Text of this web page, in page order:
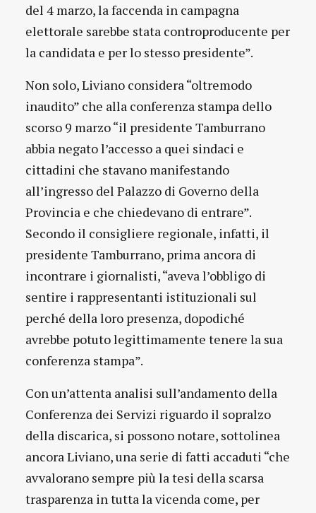
del 4 marzo, la faccenda in campagna
elettorale sarebbe stata controproducente per
la candidata e per lo stesso presidente”.
Non solo, Liviano considera “oltremodo
inaudito” che alla conferenza stampa dello
scorso 9 marzo “il presidente Tamburrano
abbia negato l’accesso a quei sindaci e
cittadini che stavano manifestando
all’ingresso del Palazzo di Governo della
Provincia e che chiedevano di entrare”.
Secondo il consigliere regionale, infatti, il
presidente Tamburrano, prima ancora di
incontrare i giornalisti, “aveva l’obbligo di
sentire i rappresentanti istituzionali sul
perché della loro presenza, dopodiché
avrebbe potuto legittimamente tenere la sua
conferenza stampa”.
Con un’attenta analisi sull’andamento della
Conferenza dei Servizi riguardo il sopralzo
della discarica, si possono notare, sottolinea
ancora Liviano, una serie di fatti accaduti “che
avvalorano sempre più la tesi della scarsa
trasparenza in tutta la vicenda come, per